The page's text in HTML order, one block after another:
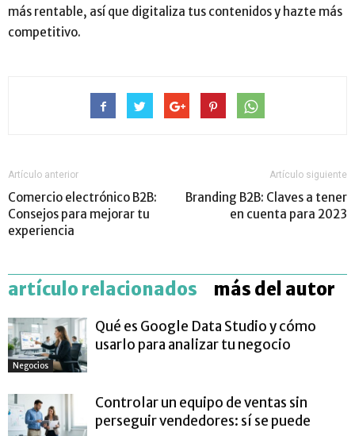
más rentable, así que digitaliza tus contenidos y hazte más
competitivo.
Artículo anterior
Comercio electrónico B2B:
Consejos para mejorar tu
experiencia
Artículo siguiente
Branding B2B: Claves a tener
en cuenta para 2023
artículo relacionados más del autor
Negocios
Qué es Google Data Studio y cómo
usarlo para analizar tu negocio
Controlar un equipo de ventas sin
perseguir vendedores: sí se puede